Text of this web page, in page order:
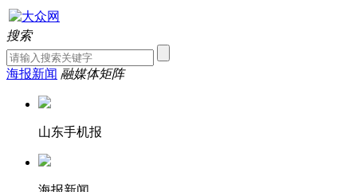
搜索
海报新闻 融媒体矩阵
山东手机报